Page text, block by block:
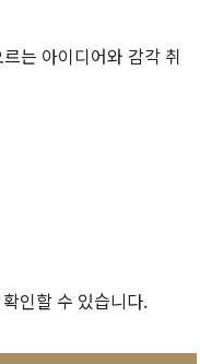
는 아이디어와 감각 취
인할 수 있습니다.